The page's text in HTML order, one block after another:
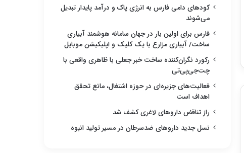
کودهای دامی فارس به انرژی پاک و درآمد پایدار تبدیل
می‌شوند
فارس برای اولین بار در جهان سامانه هوشمند آبیاری
ساخت/ آبیاری مزارع با یک کلیک و اپلیکیشن موبایل
رکورد نگران‌کننده ساخت خبر جعلی با ظاهری واقعی با
چت‌جی‌پی‌تی
فعالیت‌های جزیره‌ای در حوزه اشتغال، مانع تحقق
اهداف است
راز تناقض داروهای لاغری کشف شد
نسل جدید داروهای ضدسرطان در مسیر تولید انبوه